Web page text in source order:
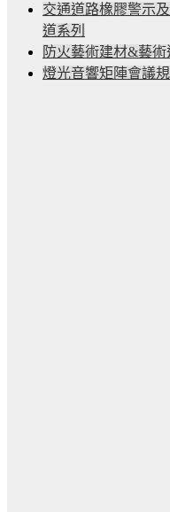
交通道路橡膠警示
道系列
防火藝術建材&藝術
燈光音響矩陣會議